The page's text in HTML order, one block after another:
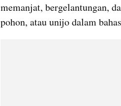
memanjat, bergelantungan,
pohon, atau unijo dalam